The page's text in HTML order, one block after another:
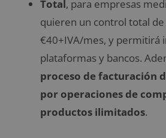
Total, para empresas
quieren un control total
€40+IVA/mes, y permitirá
plataformas y bancos.
proceso de facturación
por operaciones de
productos ilimitados.